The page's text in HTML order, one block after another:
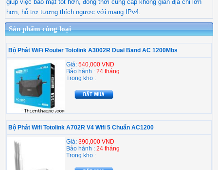
giúp việc bảo mật tốt hơn, đồng thời cung cấp không gian địa chỉ lớn
hơn, hỗ trợ tương thích ngược với mạng IPv4.
Sản phẩm cùng loại
Bộ Phát WiFi Router Totolink A3002R Dual Band AC 1200Mbs
Giá: 540,000 VND
Bảo hành : 24 tháng
Trong kho :
Bộ Phát Wifi Totolink A702R V4 Wifi 5 Chuẩn AC1200
Giá: 390,000 VND
Bảo hành : 24 tháng
Trong kho :